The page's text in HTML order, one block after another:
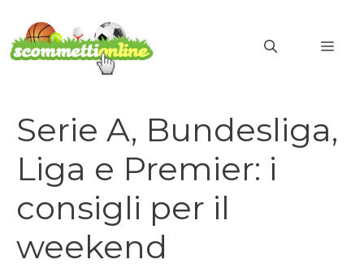
contenuto
Serie A, Bundesliga,
Liga e Premier: i
consigli per il
weekend